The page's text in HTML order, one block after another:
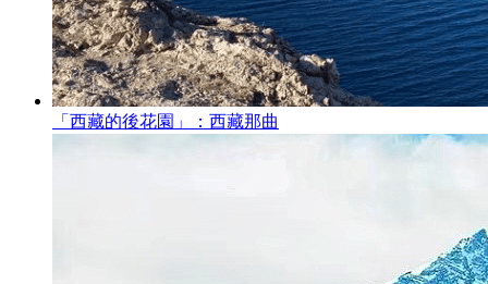
「西藏的後花園」：西藏那曲